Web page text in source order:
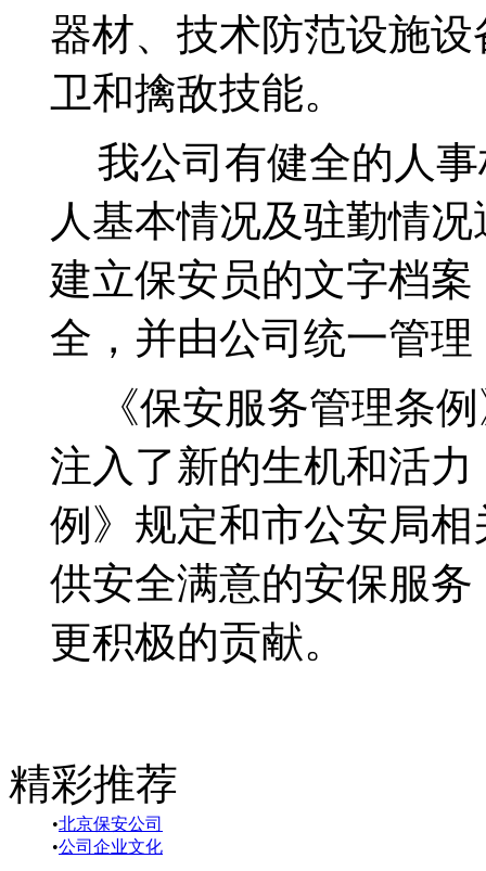
器材、技术防范设施
卫和擒敌技能。
我公司有健全的人事
人基本情况及驻勤情
建立保安员的文字档
全，并由公司统一管
《保安服务管理条例
注入了新的生机和活
例》规定和市公安局
供安全满意的安保服
更积极的贡献。
精彩推荐
•北京保安公司
•公司企业文化